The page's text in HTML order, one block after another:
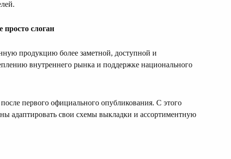
просто слоган
продукцию более заметной, доступной и
внутреннего рынка и поддержке национального
первого официального опубликования. С этого
адаптировать свои схемы выкладки и ассортиментную